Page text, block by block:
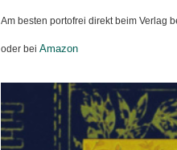
Am besten portofrei direkt beim Verlag
oder bei Amazon